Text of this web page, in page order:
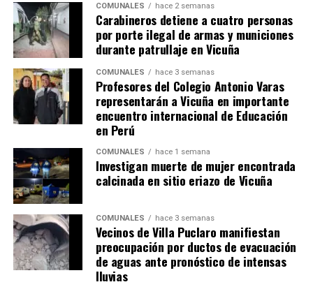
COMUNALES hace 2 semanas
Carabineros detiene a cuatro personas
por porte ilegal de armas y municiones
durante patrullaje en Vicuña
COMUNALES hace 3 semanas
Profesores del Colegio Antonio Varas
representarán a Vicuña en importante
encuentro internacional de Educación
en Perú
COMUNALES hace 1 semana
Investigan muerte de mujer encontrada
calcinada en sitio eriazo de Vicuña
COMUNALES hace 3 semanas
Vecinos de Villa Puclaro manifiestan
preocupación por ductos de evacuación
de aguas ante pronóstico de intensas
lluvias